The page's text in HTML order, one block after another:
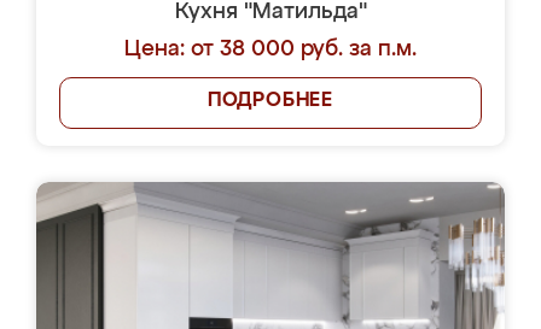
Кухня "Матильда"
Цена: от 38 000 руб. за п.м.
ПОДРОБНЕЕ